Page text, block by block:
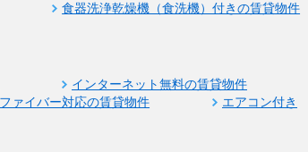
食器洗浄乾燥機（食洗機）付きの賃貸物件
インターネット無料の賃貸物件
ァイバー対応の賃貸物件 エアコン付き